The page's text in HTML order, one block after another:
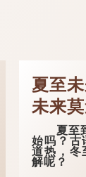
夏至
未来
夏至到
始吗？古
道热，冬
解呢？